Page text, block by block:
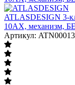
ATLASDESIGN
10АХ, механизм,
Артикул: